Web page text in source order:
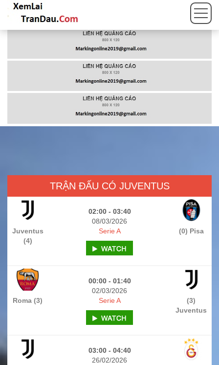
TRẬN ĐẤU CÓ JUVENTUS
02:00 - 03:40
08/03/2026
Juventus
(4)
(0) Pisa
Serie A
00:00 - 01:40
02/03/2026
Roma (3)
(3)
Juventus
Serie A
03:00 - 04:40
26/02/2026